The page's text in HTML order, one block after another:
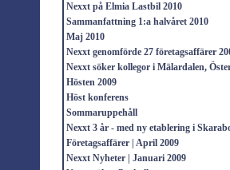
Nexxt på Elmia Lastbil 2010
Sammanfattning 1:a halvåret 2010
Maj 2010
Nexxt genomförde 27 företagsaffärer
Nexxt söker kollegor i Mälardalen,
Hösten 2009
Höst konferens
Sommaruppehåll
Nexxt 3 år - med ny etablering i
Företagsaffärer | April 2009
Nexxt Nyheter | Januari 2009